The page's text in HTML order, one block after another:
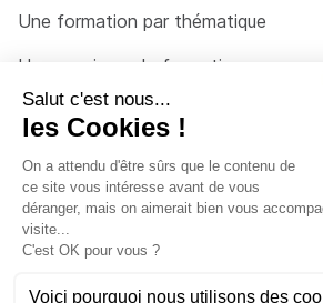
Une formation par thématique
Un organisme de formation
Un conseiller
Une solution pour raccrocher
© 2026 - Côté Formations - par Via